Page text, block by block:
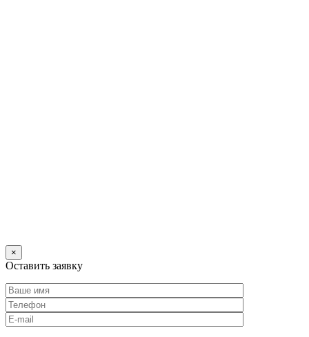
×
Оставить заявку